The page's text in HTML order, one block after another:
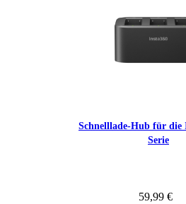
Schnelllade-Hub für die
Serie
59,99 €